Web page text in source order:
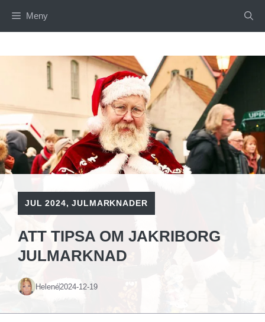
Meny
JUL 2024,JULMARKNADER
ATT TIPSA OM JAKRIBORG
JULMARKNAD
Helené2024-12-19